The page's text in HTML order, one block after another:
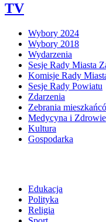
TV
Wybory 2024
Wybory 2018
Wydarzenia
Sesje Rady Miasta
Komisje Rady
Sesje Rady Powiatu
Zdarzenia
Zebrania
Medycyna i Zdrowie
Kultura
Gospodarka
Edukacja
Polityka
Religia